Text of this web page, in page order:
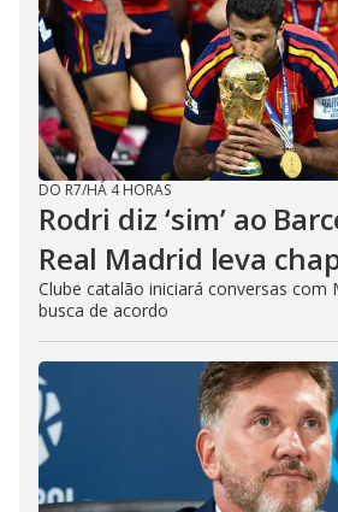
DO R7/HÁ 4 HORAS
Rodri diz ‘sim’ ao
Real Madrid leva
Clube catalão iniciará conversas com
busca de acordo